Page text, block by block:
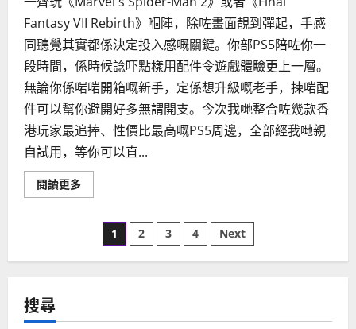
Fantasy VII Rebirth》嗰陣，除咗畫面靚到彈起，手感
同聽覺其實都係決定投入感嘅關鍵。你部PS5陪咗你一
段時間，係時候諗吓點樣用配件令遊戲體驗更上一層。
無論你係啱啱開箱嘅新手，定係想升級嘅老手，揀啱配
件可以幫你避開好多無謂開支。今次我哋整合咗幾款香
港玩家最追捧、性價比最高嘅PS5周邊，全部經我哋親
自試用，等你可以直...
閱讀更多Read
more
的
Posts
pagination
1 2 3 4 Next
搜尋